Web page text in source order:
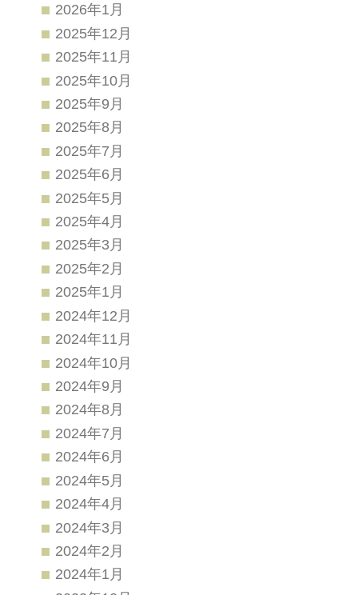
2026年1月
2025年12月
2025年11月
2025年10月
2025年9月
2025年8月
2025年7月
2025年6月
2025年5月
2025年4月
2025年3月
2025年2月
2025年1月
2024年12月
2024年11月
2024年10月
2024年9月
2024年8月
2024年7月
2024年6月
2024年5月
2024年4月
2024年3月
2024年2月
2024年1月